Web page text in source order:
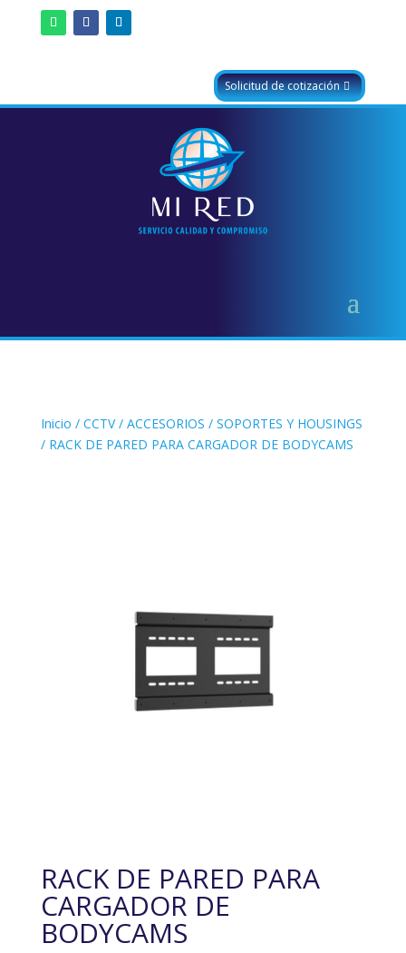
Solicitud de cotización
Inicio / CCTV/ ACCESORIOS / SOPORTES Y HOUSINGS
/ RACK DE PARED PARA CARGADOR DE BODYCAMS
RACK DE PARED PARA
CARGADOR DE
BODYCAMS